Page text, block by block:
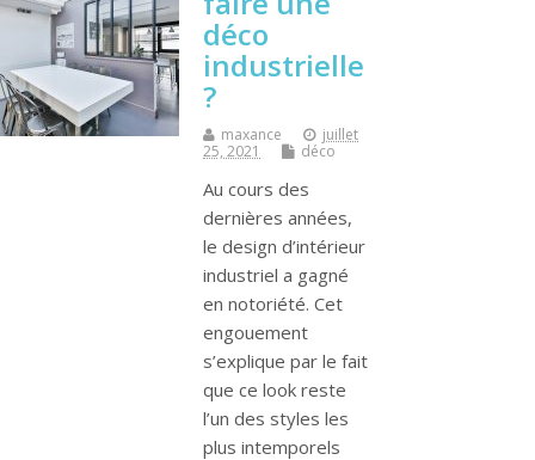
déco
industrielle
?
maxance
juillet
25, 2021
déco
Au cours des
dernières années,
le design d’intérieur
industriel a gagné
en notoriété. Cet
engouement
s’explique par le fait
que ce look reste
l’un des styles les
plus intemporels